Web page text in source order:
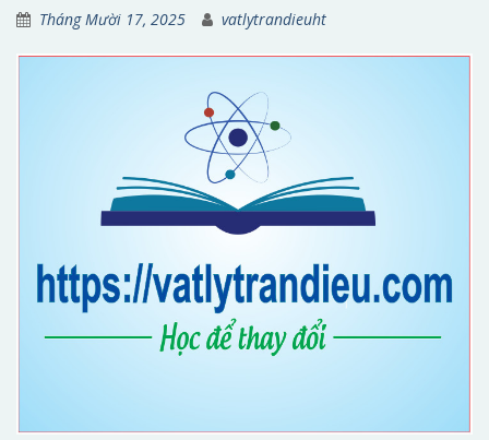
Tháng Mười 17, 2025 vatlytrandieuht